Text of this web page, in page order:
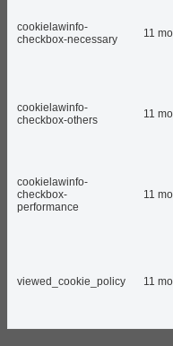
cookielawinfo-
checkbox-necessary
11
cookielawinfo-
checkbox-others
11
cookielawinfo-
checkbox-
performance
11
viewed_cookie_policy 11